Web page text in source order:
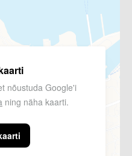
nõustuda Google'i
ning näha kaarti.